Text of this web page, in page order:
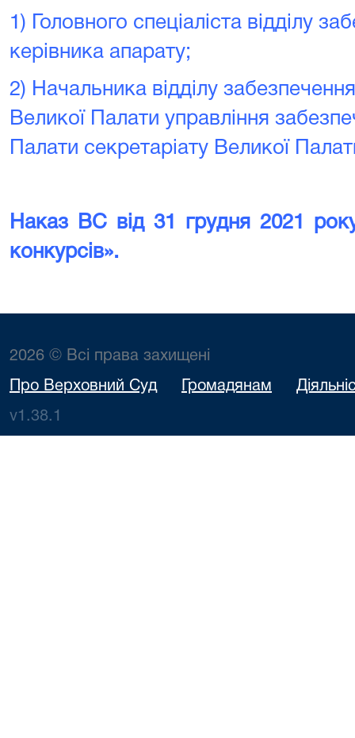
1) Головного спеціаліста відділу
керівника апарату;
2) Начальника відділу
Великої Палати управління
Палати секретаріату Великої
Наказ ВС від 31 грудня 2021
конкурсів».
2026 © Всі права захищені
Про Верховний Суд Громадянам
v1.38.1